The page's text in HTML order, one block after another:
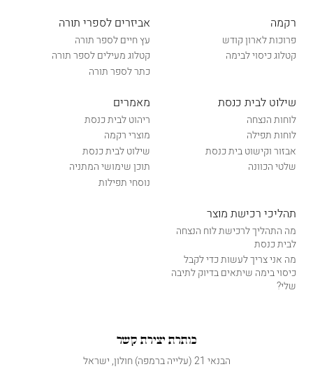
רקמה
פרוכות לארון קודש
קטלוג כיסוי לבימה
אביזרים לספרי תורה
עץ חיים לספר תורה
קטלוג מעילים לספר תורה
כתר לספר תורה
שילוט לבית כנסת
לוחות הנצחה
לוחות תפילה
אבזור וקישוט בית כנסת
שלטי הכוונה
מאמרים
ריהוט לבית כנסת
מוצרי רקמה
שילוט לבית כנסת
תוכן שימושי המתניה
נוסחי תפילות
תהליכי רכישת מוצר
מה התהליך לרכישת לוח הנצחה
לבית כנסת
מה אני צריך לעשות כדי לקבל
כיסוי בימה שיתאים בדיוק לתיבה
שלי?
כותרת יצירת קשר
הבנאי 21 (עלייה ברמפה) חולון, ישראל